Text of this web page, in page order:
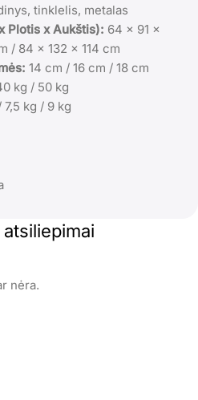
tinklelis, metalas
Plotis x Aukštis): 64 x 91 x
/ 84 x 132 x 114 cm
14 cm / 16 cm / 18 cm
kg / 50 kg
7,5 kg / 9 kg
nėra.